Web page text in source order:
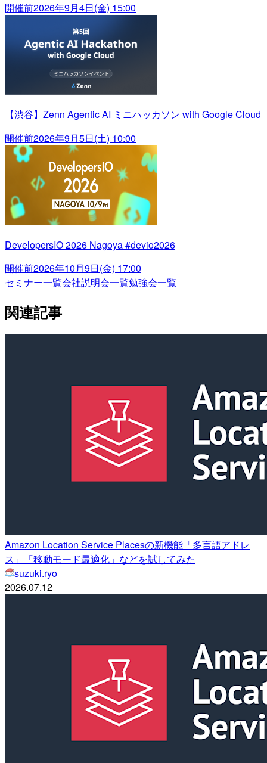
開催前2026年9月4日(金) 15:00
【渋谷】Zenn Agentic AI ミニハッカソン with Google Cloud
開催前2026年9月5日(土) 10:00
DevelopersIO 2026 Nagoya #devio2026
開催前2026年10月9日(金) 17:00
セミナー一覧会社説明会一覧勉強会一覧
関連記事
Amazon Location Service Placesの新機能「多言語アドレ
ス」「移動モード最適化」などを試してみた
suzuki.ryo
2026.07.12